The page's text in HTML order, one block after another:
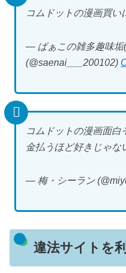
コムドットの漫画買い
— ぱぁこの雑多趣味垢
(@saenai___200102)
コムドットの漫画面
金払うほど好きじゃな
— 梅・シーラン
違法サイトを